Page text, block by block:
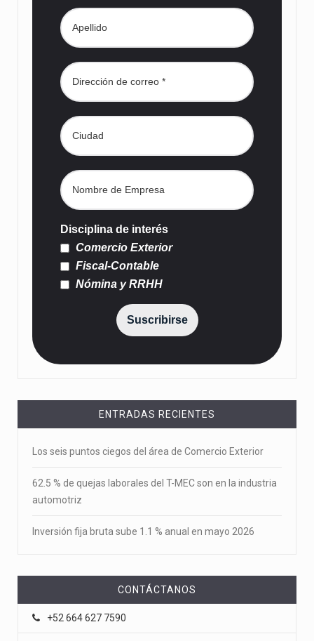
Disciplina de interés
Comercio Exterior
Fiscal-Contable
Nómina y RRHH
Suscribirse
ENTRADAS RECIENTES
Los seis puntos ciegos del área de Comercio Exterior
62.5 % de quejas laborales del T-MEC son en la industria
automotriz
Inversión fija bruta sube 1.1 % anual en mayo 2026
CONTÁCTANOS
+52 664 627 7590